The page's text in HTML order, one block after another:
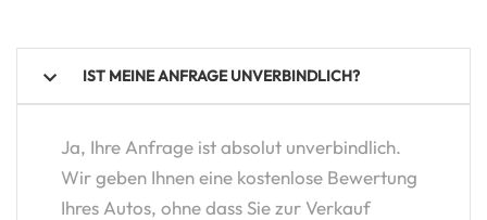
IST MEINE ANFRAGE UNVERBINDLICH?
Ja, Ihre Anfrage ist absolut unverbindlich.
Wir geben Ihnen eine kostenlose Bewertung
Ihres Autos, ohne dass Sie zur Verkauf